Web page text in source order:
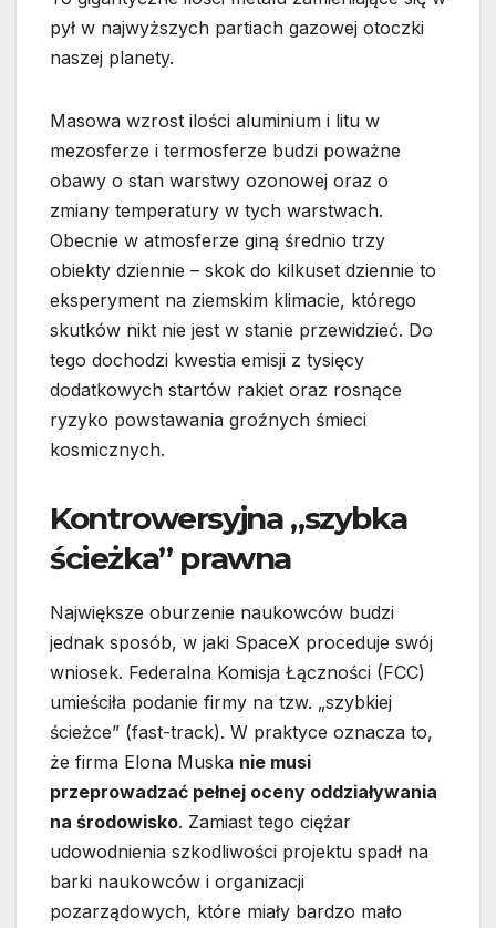
pył w najwyższych partiach gazowej otoczki
naszej planety.
Masowa wzrost ilości aluminium i litu w
mezosferze i termosferze budzi poważne
obawy o stan warstwy ozonowej oraz o
zmiany temperatury w tych warstwach.
Obecnie w atmosferze giną średnio trzy
obiekty dziennie – skok do kilkuset dziennie to
eksperyment na ziemskim klimacie, którego
skutków nikt nie jest w stanie przewidzieć. Do
tego dochodzi kwestia emisji z tysięcy
dodatkowych startów rakiet oraz rosnące
ryzyko powstawania groźnych śmieci
kosmicznych.
Kontrowersyjna „szybka
ścieżka” prawna
Największe oburzenie naukowców budzi
jednak sposób, w jaki SpaceX proceduje swój
wniosek. Federalna Komisja Łączności (FCC)
umieściła podanie firmy na tzw. „szybkiej
ścieżce” (fast-track). W praktyce oznacza to,
że firma Elona Muska nie musi
przeprowadzać pełnej oceny oddziaływania
na środowisko. Zamiast tego ciężar
udowodnienia szkodliwości projektu spadł na
barki naukowców i organizacji
pozarządowych, które miały bardzo mało